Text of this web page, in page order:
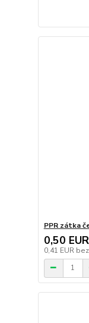
PPR zátka
0,50 EUR
0,41 EUR